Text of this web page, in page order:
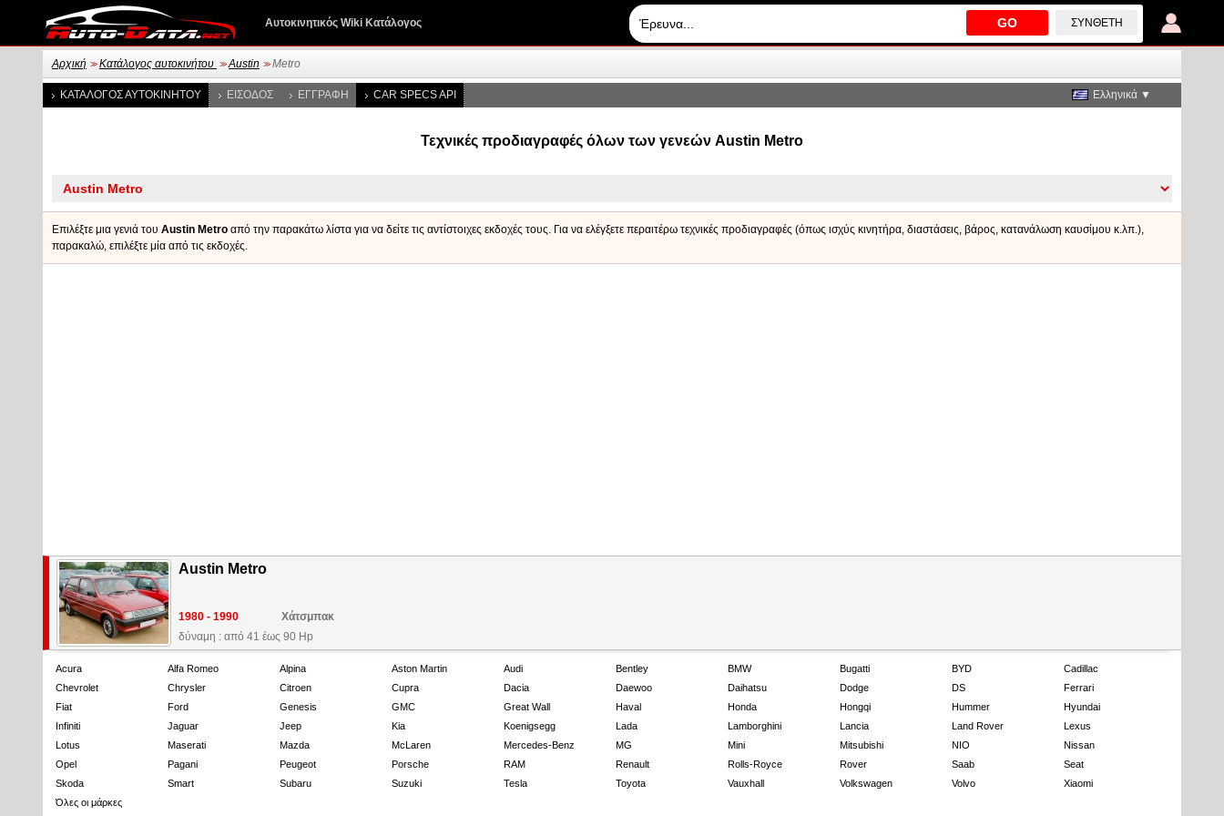
GO ΣΎΝΘΕΤΗ
Αυτοκινητικός Wiki Κατάλογος
Αρχική >> Κατάλογος αυτοκινήτου >> Austin >> Metro
ΚΑΤΆΛΟΓΟΣ ΑΥΤΟΚΙΝΉΤΟΥ ΕΊΣΟΔΟΣ ΕΓΓΡΑΦΉ CAR SPECS API Ελληνικά ▼
Τεχνικές προδιαγραφές όλων των γενεών Austin Metro
Επιλέξτε μια γενιά του Austin Metro από την παρακάτω λίστα για να δείτε τις αντίστοιχες εκδοχές τους. Για να ελέγξετε περαιτέρω τεχνικές προδιαγραφές (όπως ισχύς κινητήρα, διαστάσεις, βάρος, κατανάλωση καυσίμου κ.λπ.),
παρακαλώ, επιλέξτε μία από τις εκδοχές.
Austin Metro
1980 - 1990
Χάτσμπακ
δύναμη : από 41 έως 90 Hp
Acura Alfa Romeo Alpina Aston Martin Audi Bentley BMW Bugatti BYD
Cadillac
Chevrolet
Chrysler Citroen Cupra Dacia Daewoo Daihatsu Dodge DS
Ferrari
Fiat
Ford Genesis GMC Great Wall Haval Honda Hongqi Hummer
Hyundai
Infiniti
Jaguar Jeep Kia Koenigsegg Lada Lamborghini Lancia Land Rover
Lexus
Lotus
Maserati Mazda McLaren Mercedes-Benz MG Mini Mitsubishi NIO
Nissan
Opel
Pagani Peugeot Porsche RAM Renault Rolls-Royce Rover Saab
Seat
Skoda
Smart Subaru Suzuki Tesla Toyota Vauxhall Volkswagen Volvo
Xiaomi
Όλες οι μάρκες